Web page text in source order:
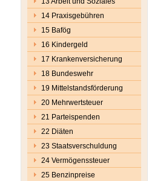
14 Praxisgebühren
15 Bafög
16 Kindergeld
17 Krankenversicherung
18 Bundeswehr
19 Mittelstandsförderung
20 Mehrwertsteuer
21 Parteispenden
22 Diäten
23 Staatsverschuldung
24 Vermögenssteuer
25 Benzinpreise